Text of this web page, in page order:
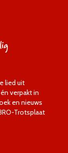
lied uit
verpakt in
en nieuws
Trotsplaat